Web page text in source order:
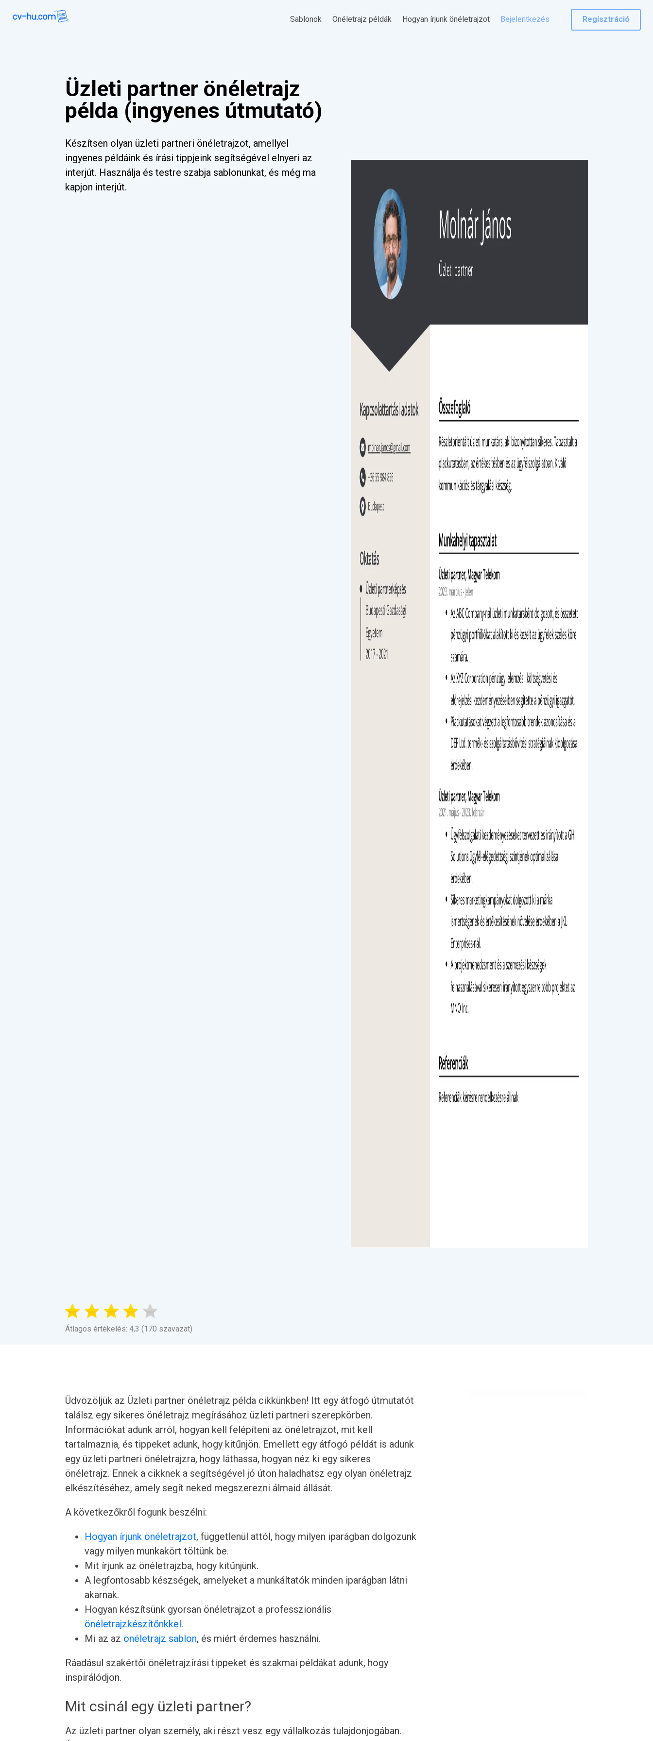
Sablonok Önéletrajz példák Hogyan írjunk önéletrajzot Bejelentkezés Regisztráció
Üzleti partner önéletrajz
példa (ingyenes útmutató)
Készítsen olyan üzleti partneri önéletrajzot, amellyel
ingyenes példáink és írási tippjeink segítségével elnyeri az
interjút. Használja és testre szabja sablonunkat, és még ma
kapjon interjút.
Átlagos értékelés: 4,3 (170 szavazat)
Üdvözöljük az Üzleti partner önéletrajz példa cikkünkben! Itt egy átfogó útmutatót
találsz egy sikeres önéletrajz megírásához üzleti partneri szerepkörben.
Információkat adunk arról, hogyan kell felépíteni az önéletrajzot, mit kell
tartalmaznia, és tippeket adunk, hogy kitűnjön. Emellett egy átfogó példát is adunk
egy üzleti partneri önéletrajzra, hogy láthassa, hogyan néz ki egy sikeres
önéletrajz. Ennek a cikknek a segítségével jó úton haladhatsz egy olyan önéletrajz
elkészítéséhez, amely segít neked megszerezni álmaid állását.
A következőkről fogunk beszélni:
Hogyan írjunk önéletrajzot, függetlenül attól, hogy milyen iparágban dolgozunk
vagy milyen munkakört töltünk be.
Mit írjunk az önéletrajzba, hogy kitűnjünk.
A legfontosabb készségek, amelyeket a munkáltatók minden iparágban látni
akarnak.
Hogyan készítsünk gyorsan önéletrajzot a professzionális
önéletrajzkészítőnkkel.
Mi az az önéletrajz sablon, és miért érdemes használni.
Ráadásul szakértői önéletrajzírási tippeket és szakmai példákat adunk, hogy
inspirálódjon.
Mit csinál egy üzleti partner?
Az üzleti partner olyan személy, aki részt vesz egy vállalkozás tulajdonjogában.